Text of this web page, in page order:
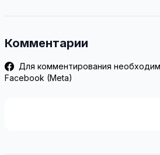
Комментарии
Для комментирования
Facebook (Meta)